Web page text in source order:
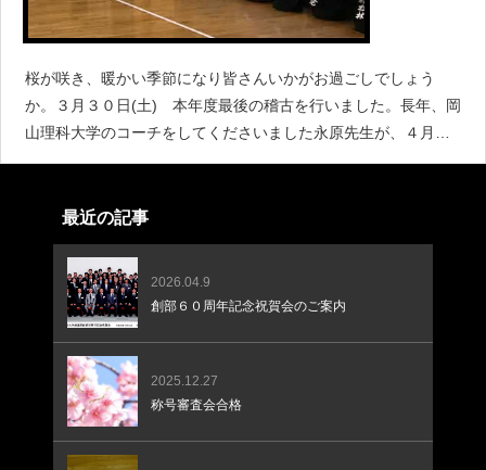
桜が咲き、暖かい季節になり皆さんいかがお過ごしでしょう
か。３月３０日(土) 本年度最後の稽古を行いました。長年、岡
山理科大学のコーチをしてくださいました永原先生が、４月か
ら今治キャンパスのほうに移動される事となりましたのでご報
最近の記事
2026.04.9
創部６０周年記念祝賀会のご案内
2025.12.27
称号審査会合格